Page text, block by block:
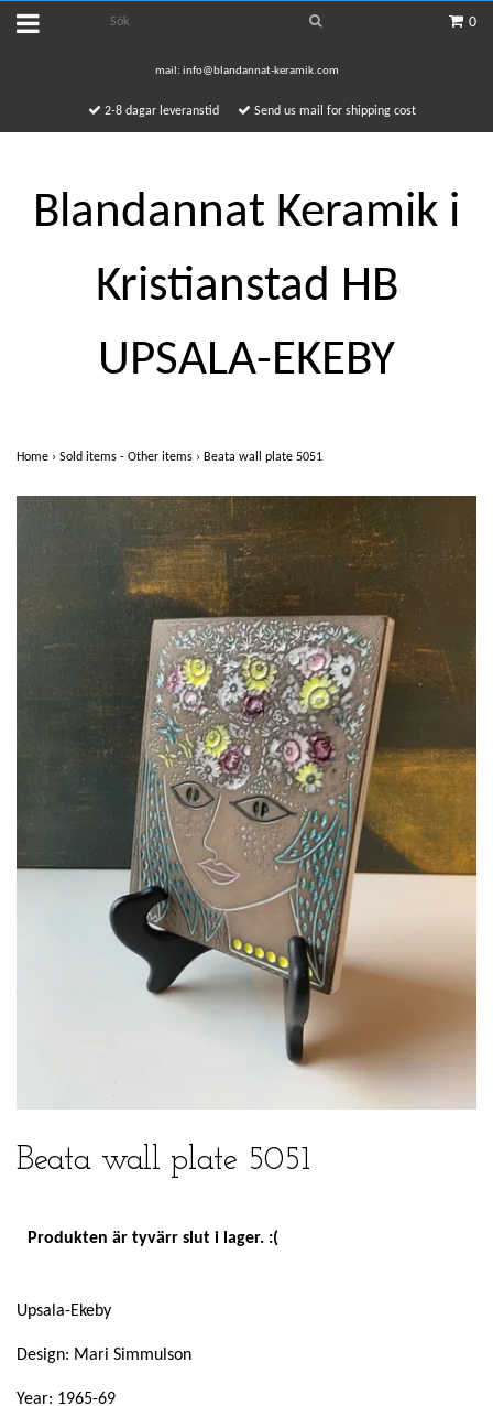
0
mail: info@blandannat-keramik.com
2-8 dagar leveranstid Send us mail for shipping cost
Blandannat Keramik i
Kristianstad HB
UPSALA-EKEBY
Home › Sold items - Other items › Beata wall plate 5051
Beata wall plate 5051
Produkten är tyvärr slut i lager. :(
Upsala-Ekeby
Design: Mari Simmulson
Year: 1965-69